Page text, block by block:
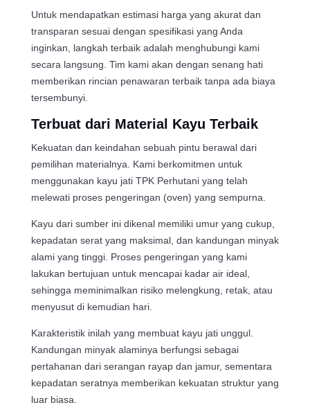
Untuk mendapatkan estimasi harga yang akurat dan
transparan sesuai dengan spesifikasi yang Anda
inginkan, langkah terbaik adalah menghubungi kami
secara langsung. Tim kami akan dengan senang hati
memberikan rincian penawaran terbaik tanpa ada biaya
tersembunyi.
Terbuat dari Material Kayu Terbaik
Kekuatan dan keindahan sebuah pintu berawal dari
pemilihan materialnya. Kami berkomitmen untuk
menggunakan kayu jati TPK Perhutani yang telah
melewati proses pengeringan (oven) yang sempurna.
Kayu dari sumber ini dikenal memiliki umur yang cukup,
kepadatan serat yang maksimal, dan kandungan minyak
alami yang tinggi. Proses pengeringan yang kami
lakukan bertujuan untuk mencapai kadar air ideal,
sehingga meminimalkan risiko melengkung, retak, atau
menyusut di kemudian hari.
Karakteristik inilah yang membuat kayu jati unggul.
Kandungan minyak alaminya berfungsi sebagai
pertahanan dari serangan rayap dan jamur, sementara
kepadatan seratnya memberikan kekuatan struktur yang
luar biasa.